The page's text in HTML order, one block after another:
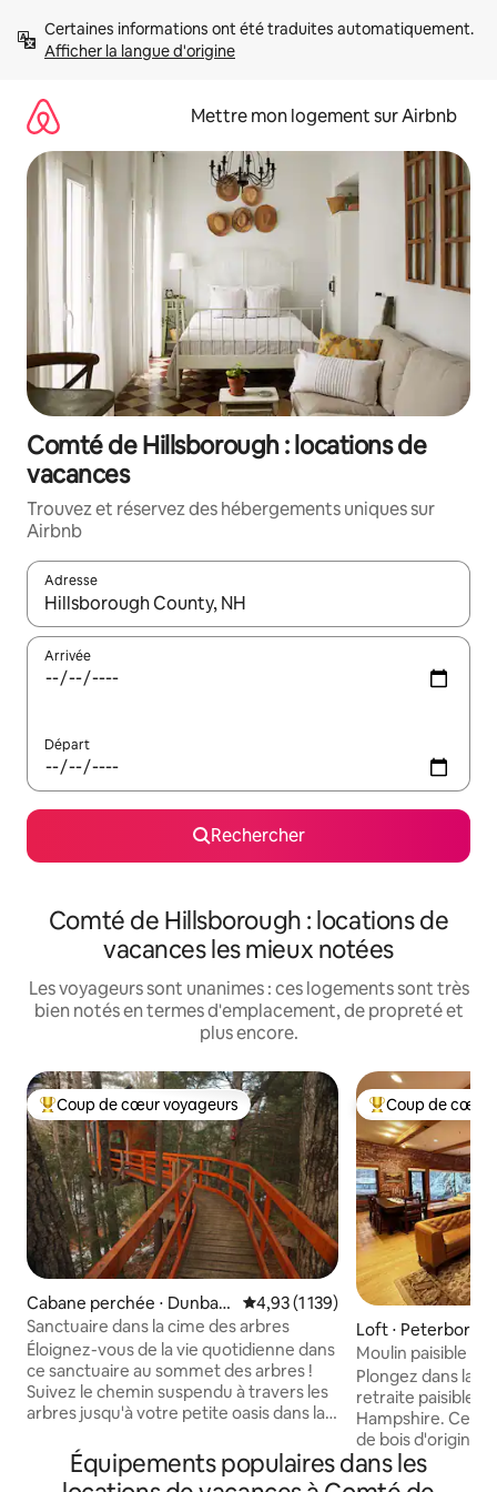
directement
Afficher la langue d'origine
Mettre mon logement sur Airbnb
Comté de Hillsborough : locations de
vacances
Trouvez et réservez des hébergements uniques sur
Airbnb
Adresse
Lorsque les résultats s'affichent, utilisez les flèches vers le
Arrivée
Départ
Rechercher
Comté de Hillsborough : locations de
vacances les mieux notées
Les voyageurs sont unanimes : ces logements sont très
bien notés en termes d'emplacement, de propreté et
plus encore.
Coups de cœur voyageurs les plus appréciés
Coup de cœur voyageurs
Cabane perchée ⋅ Dunbart
on
Évaluation moyenne sur la base
4,93 (1 139)
Sanctuaire dans la cime des arbres
Éloignez-vous de la vie quotidienne dans
ce sanctuaire au sommet des arbres !
Suivez le chemin suspendu à travers les
arbres jusqu'à votre petite oasis dans la
indépendant se trouve à 30 pieds au-
dessus du sol de la forêt. Le logement
Coups de cœur
Coup de cœur
Loft ⋅
Moulin paisible
chez-vous loin de
Plongez dans la
retraite paisible
Hampshire. Cet
de bois d'origine,
de hauts plafonds
sanctuaire
Équipements populaires dans les